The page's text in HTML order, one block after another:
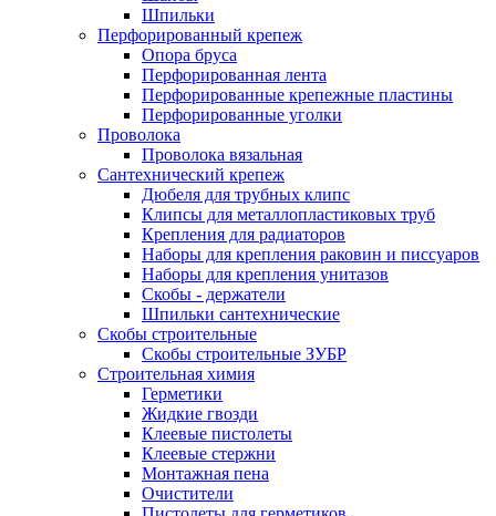
Шпильки
Перфорированный крепеж
Опора бруса
Перфорированная лента
Перфорированные крепежные пластины
Перфорированные уголки
Проволока
Проволока вязальная
Сантехнический крепеж
Дюбеля для трубных клипс
Клипсы для металлопластиковых труб
Крепления для радиаторов
Наборы для крепления раковин и писсуаров
Наборы для крепления унитазов
Скобы - держатели
Шпильки сантехнические
Скобы строительные
Скобы строительные ЗУБР
Строительная химия
Герметики
Жидкие гвозди
Клеевые пистолеты
Клеевые стержни
Монтажная пена
Очистители